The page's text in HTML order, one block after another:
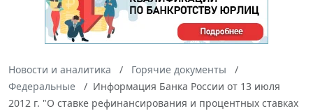
Новости и аналитика
Горячие документы
Федеральные
Информация Банка России от 13 июля
2012 г. "О ставке рефинансирования и процентных ставках